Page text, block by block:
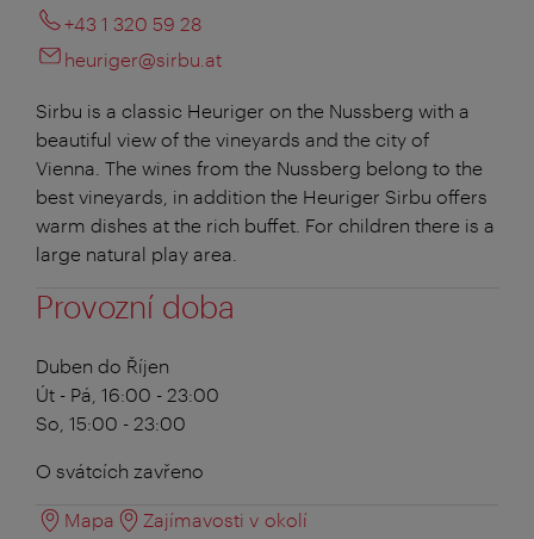
+43 1 320 59 28
heuriger@sirbu.at
Sirbu is a classic Heuriger on the Nussberg with a
beautiful view of the vineyards and the city of
Vienna. The wines from the Nussberg belong to the
best vineyards, in addition the Heuriger Sirbu offers
warm dishes at the rich buffet. For children there is a
large natural play area.
Provozní doba
Duben do Říjen
Út - Pá, 16:00 - 23:00
So, 15:00 - 23:00
O svátcích zavřeno
Mapa Zajímavosti v okolí